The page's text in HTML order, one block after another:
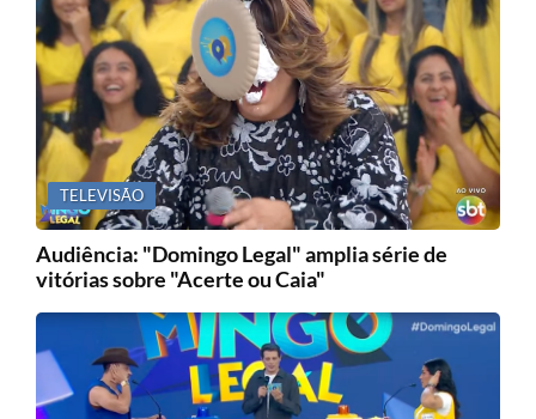
TELEVISÃO
Audiência: "Domingo Legal" amplia série de
vitórias sobre "Acerte ou Caia"